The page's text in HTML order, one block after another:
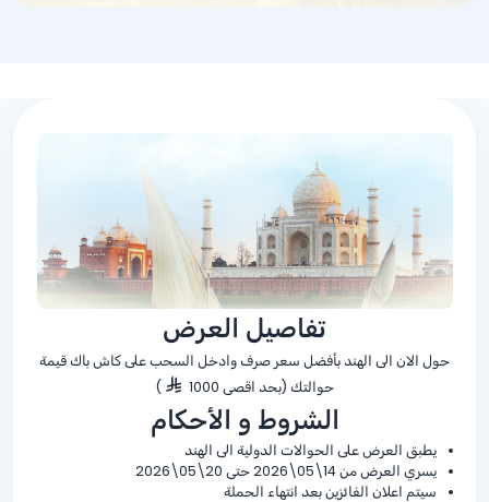
تفاصيل العرض
حول الان الى الهند بأفضل سعر صرف وادخل السحب على كاش باك قيمة
حوالتك (بحد اقصى 1000
)
الشروط و الأحكام
يطبق العرض على الحوالات الدولية الى الهند
يسري العرض من 14\05\2026 حتى 20\05\2026
سيتم اعلان الفائزين بعد انتهاء الحملة